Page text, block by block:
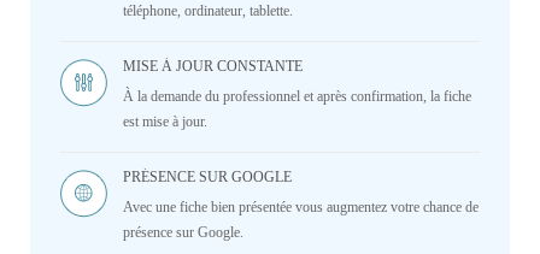
téléphone, ordinateur, tablette.
MISE À JOUR CONSTANTE
À la demande du professionnel et après confirmation, la fiche
est mise à jour.
PRÉSENCE SUR GOOGLE
Avec une fiche bien présentée vous augmentez votre chance de
présence sur Google.